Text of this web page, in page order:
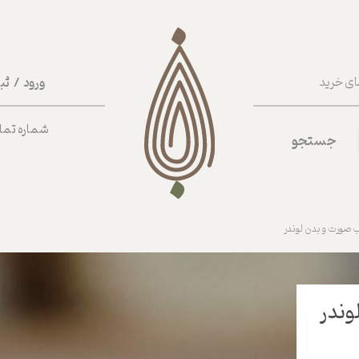
ورود /
حساب
تغییر
خرید
شماره تماس
جستجو
صورت و بدن لوندر